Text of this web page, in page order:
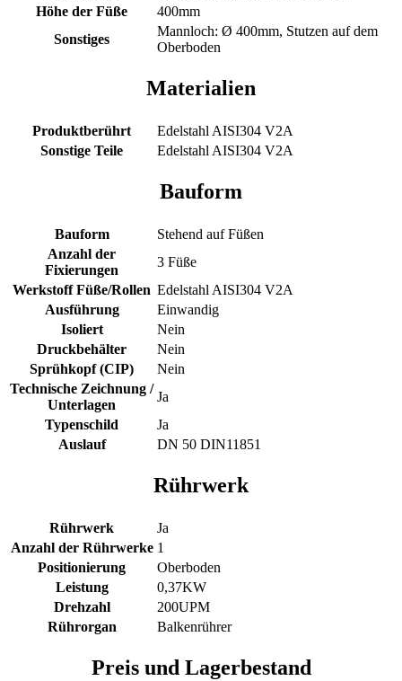
Höhe der Füße
400mm
Sonstiges
Mannloch: Ø 400mm, Stutzen auf dem
Oberboden
Materialien
Produktberührt
Edelstahl AISI304 V2A
Sonstige Teile
Edelstahl AISI304 V2A
Bauform
Bauform
Stehend auf Füßen
Anzahl der
Fixierungen
3 Füße
Werkstoff Füße/Rollen Edelstahl AISI304 V2A
Ausführung
Einwandig
Isoliert
Nein
Druckbehälter
Nein
Sprühkopf (CIP)
Nein
Technische Zeichnung /
Unterlagen
Ja
Typenschild
Ja
Auslauf
DN 50 DIN11851
Rührwerk
Rührwerk
Ja
Anzahl der Rührwerke 1
Positionierung
Oberboden
Leistung
0,37KW
Drehzahl
200UPM
Rührorgan
Balkenrührer
Preis und Lagerbestand